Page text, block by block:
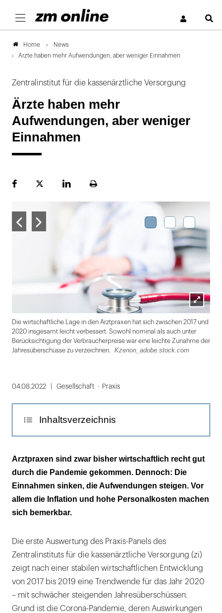
Home
News
Ärzte haben mehr Aufwendungen, aber weniger Einnahmen
Zentralinstitut für die kassenärztliche Versorgung
Ärzte haben mehr
Aufwendungen, aber weniger
Einnahmen
FacebookPlattformLinekdInSeite
Lightbox
öffnen
Die wirtschaftliche Lage in den Arztpraxen hat sich zwischen 2017 und
2020 insgesamt leicht verbessert. Sowohl nominal als auch unter
Berücksichtigung der Verbraucherpreise war eine leichte Zunahme der
Jahresüberschüsse zu verzeichnen.
Kzenon_adobe.stock.com
1
04.08.2022 Gesellschaft Praxis
Inhaltsverzeichnis
Corona und Inflation: massive Kosten für
2022 erwartet
Die ergebnisse aus dem Praxis-Panel
Arztpraxen sind zwar bisher wirtschaftlich recht gut
durch die Pandemie gekommen. Dennoch: Die
Einnahmen sinken, die Aufwendungen steigen. Vor
allem die Inflation und hohe Personalkosten machen
sich bemerkbar.
Die erste Auswertung des Praxis-Panels des
Zentralinstituts für die kassenärztliche Versorgung (zi)
zeigt nach einer stabilen wirtschaftlichen Entwicklung
von 2017 bis 2019 eine Trendwende für das Jahr 2020
– mit schwächer steigenden Jahresüberschüssen.
Grund ist die Corona-Pandemie, deren Auswirkungen